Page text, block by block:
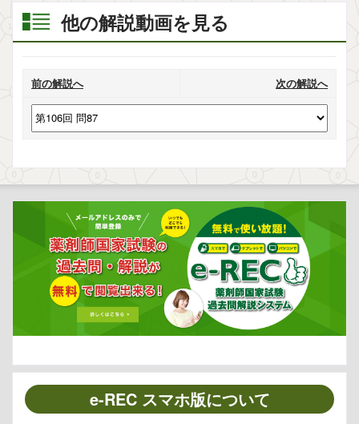
他の解説動画を見る
前の解説へ 次の解説へ
e-REC スマホ版について